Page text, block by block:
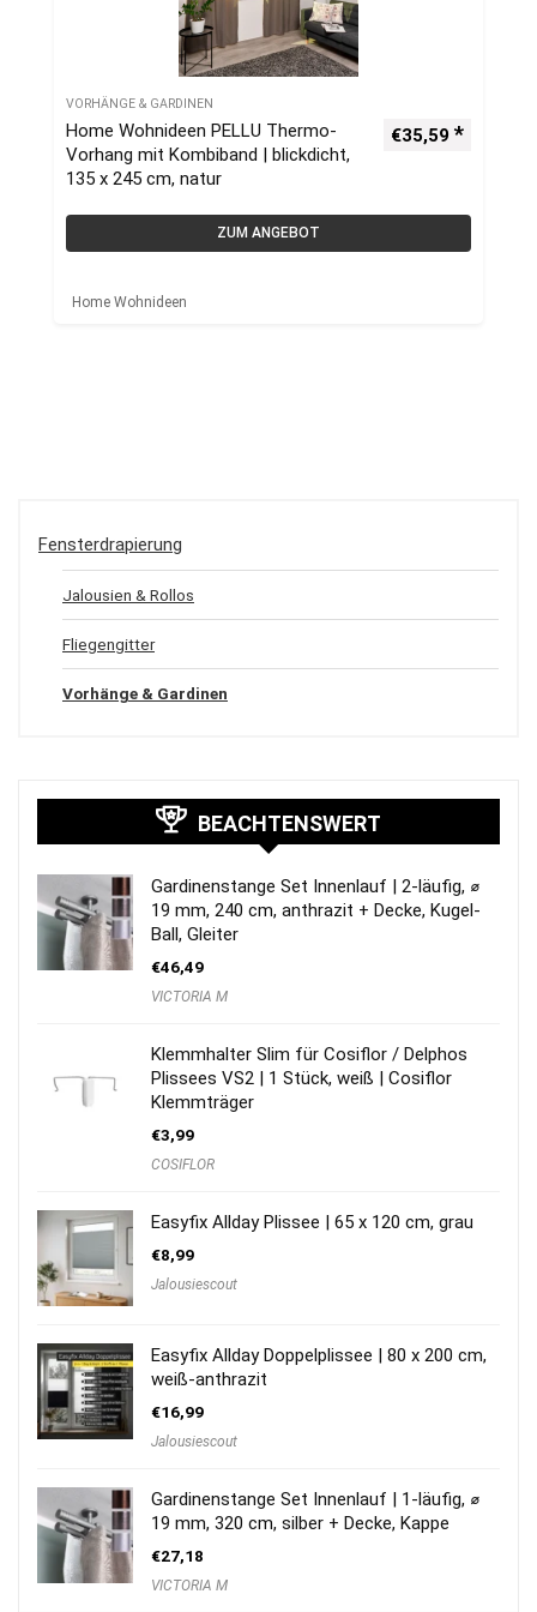
VORHÄNGE & GARDINEN
Home Wohnideen PELLU Thermo-
Vorhang mit Kombiband | blickdicht,
135 x 245 cm, natur
€35,59
ZUM ANGEBOT
Home Wohnideen
Fensterdrapierung
Jalousien & Rollos
Fliegengitter
Vorhänge & Gardinen
BEACHTENSWERT
Gardinenstange Set Innenlauf | 2-läufig, ⌀
19 mm, 240 cm, anthrazit + Decke, Kugel-
Ball, Gleiter
€46,49
VICTORIA M
Klemmhalter Slim für Cosiflor / Delphos
Plissees VS2 | 1 Stück, weiß | Cosiflor
Klemmträger
€3,99
COSIFLOR
Easyfix Allday Plissee | 65 x 120 cm, grau
€8,99
Jalousiescout
Easyfix Allday Doppelplissee | 80 x 200 cm,
weiß-anthrazit
€16,99
Jalousiescout
Gardinenstange Set Innenlauf | 1-läufig, ⌀
19 mm, 320 cm, silber + Decke, Kappe
€27,18
VICTORIA M